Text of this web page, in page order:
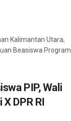
Kalimantan Utara,
Beasiswa Program
PIP, Wali
DPR RI